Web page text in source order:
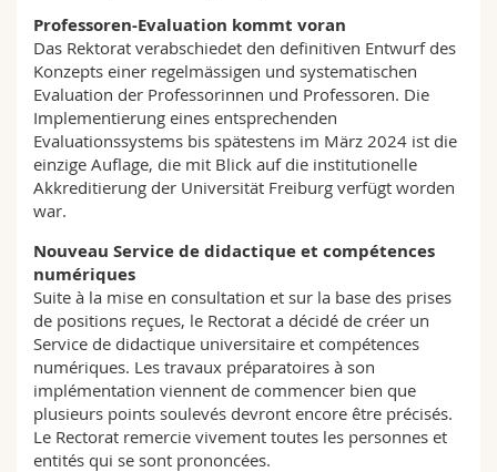
Professoren-Evaluation kommt voran
Das Rektorat verabschiedet den definitiven Entwurf des
Konzepts einer regelmässigen und systematischen
Evaluation der Professorinnen und Professoren. Die
Implementierung eines entsprechenden
Evaluationssystems bis spätestens im März 2024 ist die
einzige Auflage, die mit Blick auf die institutionelle
Akkreditierung der Universität Freiburg verfügt worden
war.
Nouveau Service de didactique et compétences
numériques
Suite à la mise en consultation et sur la base des prises
de positions reçues, le Rectorat a décidé de créer un
Service de didactique universitaire et compétences
numériques. Les travaux préparatoires à son
implémentation viennent de commencer bien que
plusieurs points soulevés devront encore être précisés.
Le Rectorat remercie vivement toutes les personnes et
entités qui se sont prononcées.